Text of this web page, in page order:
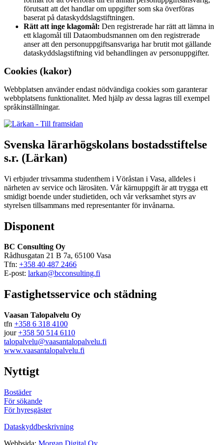
förutsatt att det handlar om uppgifter som ska överföras
baserat på dataskyddslagstiftningen.
Rätt att inge klagomål: Den registrerade har rätt att lämna in
ett klagomål till Dataombudsmannen om den registrerade
anser att den personuppgiftsansvariga har brutit mot gällande
dataskyddslagstiftning vid behandlingen av personuppgifter.
Cookies (kakor)
Webbplatsen använder endast nödvändiga cookies som garanterar
webbplatsens funktionalitet. Med hjälp av dessa lagras till exempel
språkinställningar.
Svenska lärarhögskolans bostadsstiftelse
s.r. (Lärkan)
Vi erbjuder trivsamma studenthem i Vöråstan i Vasa, alldeles i
närheten av service och lärosäten. Vår kärnuppgift är att trygga ett
smidigt boende under studietiden, och vår verksamhet styrs av
styrelsen tillsammans med representanter för invånarna.
Disponent
BC Consulting Oy
Rådhusgatan 21 B 7a, 65100 Vasa
Tfn: +358 40 487 2466
E-post: larkan@bcconsulting.fi
Fastighetsservice och städning
Vaasan Talopalvelu Oy
tfn +358 6 318 4100
jour+358 50 514 6110
talopalvelu@vaasantalopalvelu.fi
www.vaasantalopalvelu.fi
Nyttigt
Bostäder
För sökande
För hyresgäster
Dataskyddbeskrivning
Webbsida: Morgan Digital Oy